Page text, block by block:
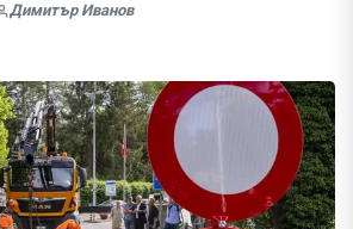
Димитър Иванов